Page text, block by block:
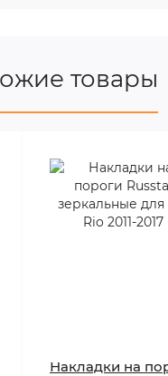
товары
Накладки на